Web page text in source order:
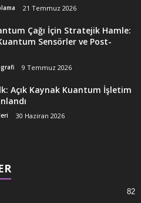
21 Temmuz 2026
Çağı İçin Stratejik Hamle:
Sensörler ve Post-
9 Temmuz 2026
Açık Kaynak Kuantum İşletim
30 Haziran 2026
82